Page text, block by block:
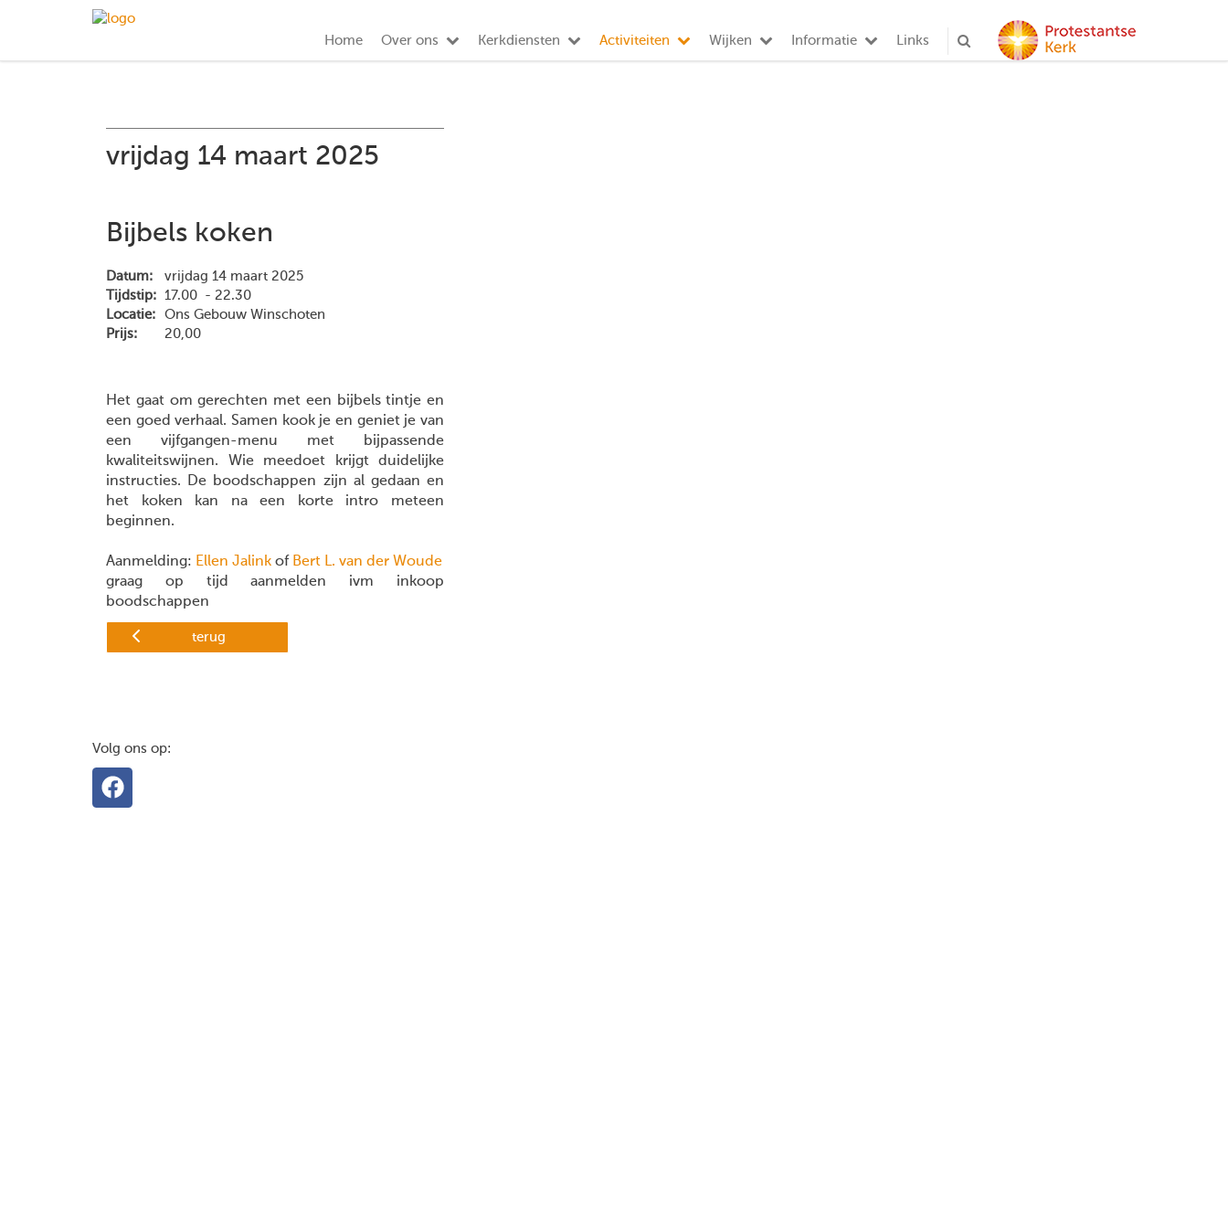
Home Over ons Kerkdiensten Activiteiten Wijken Informatie Links
vrijdag 14 maart 2025
Bijbels koken
Datum:
vrijdag 14 maart 2025
Tijdstip: 17.00 - 22.30
Locatie:
Ons Gebouw Winschoten
Prijs:
20,00
Het gaat om gerechten met een bijbels tintje en
een goed verhaal. Samen kook je en geniet je van
een vijfgangen-menu met bijpassende
kwaliteitswijnen. Wie meedoet krijgt duidelijke
instructies. De boodschappen zijn al gedaan en
het koken kan na een korte intro meteen
beginnen.
Aanmelding: Ellen Jalink of Bert L. van der Woude
graag op tijd aanmelden ivm inkoop
boodschappen
terug
Volg ons op: